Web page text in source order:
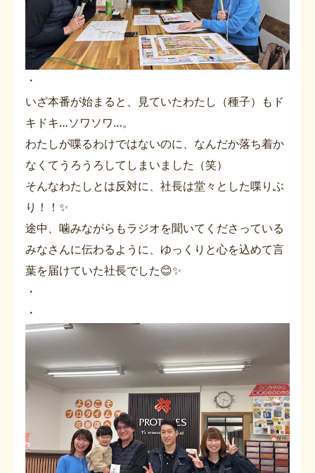
・
いざ本番が始まると、見ていたわたし（種子）もド
キドキ…ソワソワ…。
わたしが喋るわけではないのに、なんだか落ち着か
なくてうろうろしてしまいました（笑）
そんなわたしとは反対に、社長は堂々とした喋りぶ
り！！✨
途中、噛みながらもラジオを聞いてくださっている
みなさんに伝わるように、ゆっくりと心を込めて言
葉を届けていた社長でした😊✨
・
・